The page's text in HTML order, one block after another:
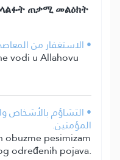
ጠቃሚ መልዕክት
• الاستغفار من
vodi u Allahovu
• التشاؤم بالأشخاص
المؤمنين.
obuzme pesimizam
određenih pojava.